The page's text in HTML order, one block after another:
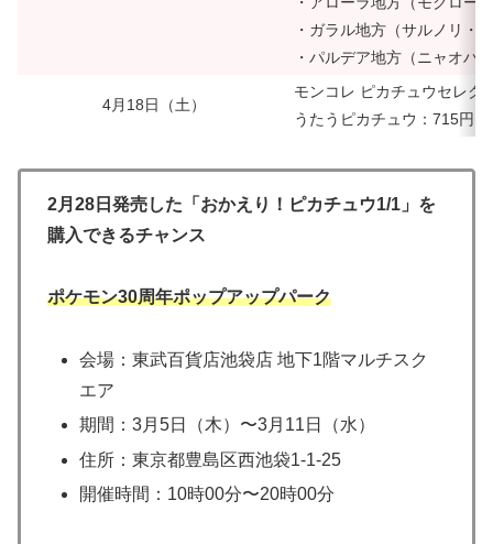
・ガラル地方（サルノリ・
・パルデア地方（ニャオハ
4月18日（土）
モンコレ ピカチュウセレク
うたうピカチュウ：715円
2月28日発売した「おかえり！ピカチュウ1/1」を
購入できるチャンス
ポケモン30周年ポップアップパーク
会場：東武百貨店池袋店 地下1階マルチスク
エア
期間：3月5日（木）〜3月11日（水）
住所：東京都豊島区西池袋1-1-25
開催時間：10時00分〜20時00分